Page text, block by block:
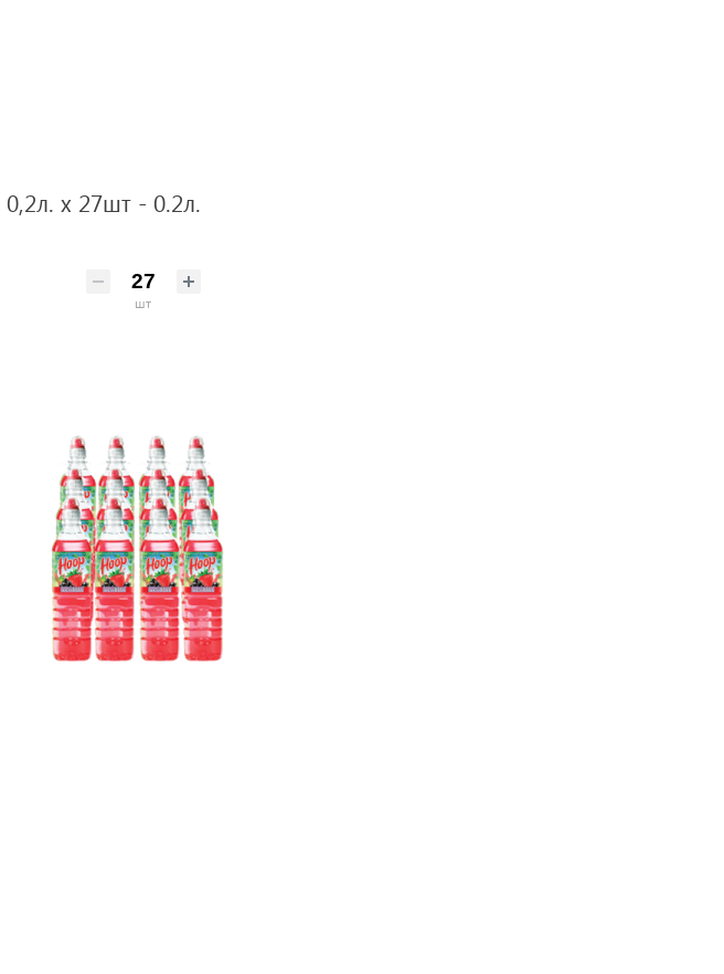
х 27шт - 0.2л.
шт